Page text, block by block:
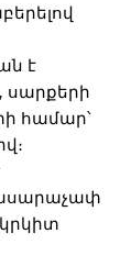
է
սարքերի
համար՝